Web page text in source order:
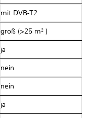
mit DVB-T2
groß (>25 m² )
ja
nein
nein
ja